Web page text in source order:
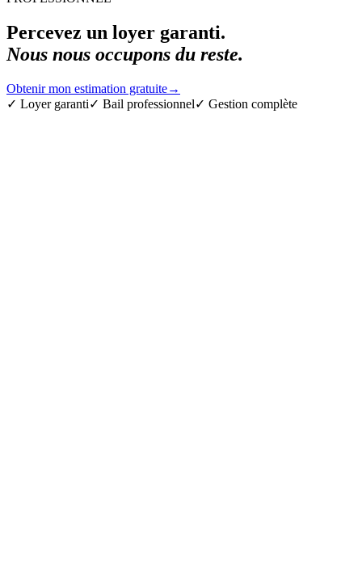
Percevez un loyer garanti.
Nous nous occupons du reste.
Obtenir mon estimation gratuite→
✓ Loyer garanti✓ Bail professionnel✓ Gestion complète